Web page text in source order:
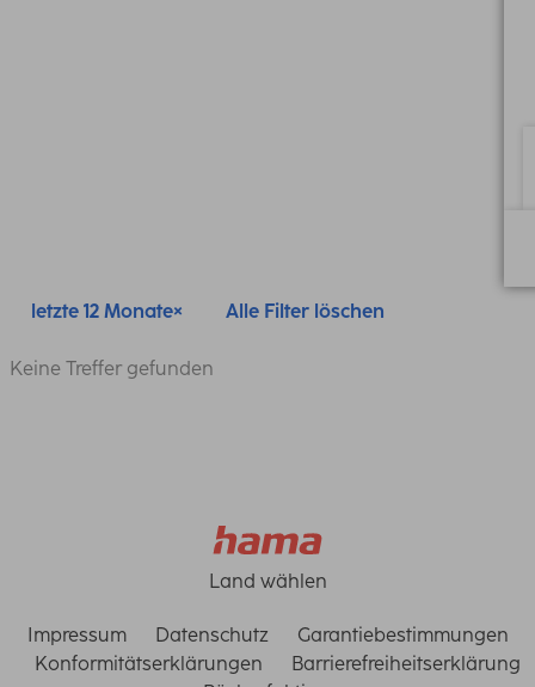
letzte 12 Monate Alle Filter löschen
Keine Treffer gefunden
Land wählen
Impressum Datenschutz
Garantiebestimmungen
Konformitätserklärungen
Barrierefreiheitserklärung